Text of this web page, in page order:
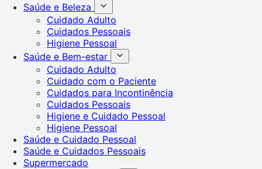
Saúde e Beleza
Cuidado Adulto
Cuidados Pessoais
Higiene Pessoal
Saúde e Bem-estar
Cuidado Adulto
Cuidado com o Paciente
Cuidados para Incontinência
Cuidados Pessoais
Higiene e Cuidado Pessoal
Higiene Pessoal
Saúde e Cuidado Pessoal
Saúde e Cuidados Pessoais
Supermercado